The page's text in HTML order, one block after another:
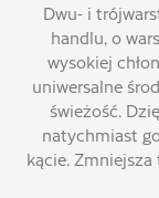
Dwu- i
handlu, o
wysokiej
uniwersalne
świeżość.
natychmiast
kącie.